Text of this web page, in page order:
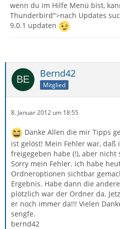
wenn du im Hilfe Menü bist,
Thunderbird">nach Updates
9.0.1 updaten
Bernd42
Mitglied
8. Januar 2012 um 18:55
Danke Allen die mir Tipps
ist gelöst! Mein Fehler war,
freigegeben habe (!), aber
Sorry mein Fehler. ich habe
Ordneroptionen sichtbar
Ergebnis. Habe dann die
plötzlich war der Ordner da.
er noch immer da!!! Vielen
sengfe.
bernd42